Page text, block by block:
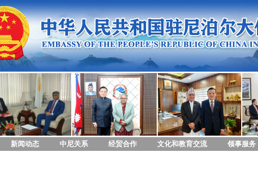
新闻动态 中尼关系 经贸合作 文化和教育交流 领事服务